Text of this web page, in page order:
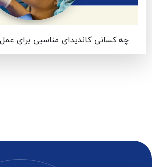
چه کسانی کاندیدای مناسبی برای